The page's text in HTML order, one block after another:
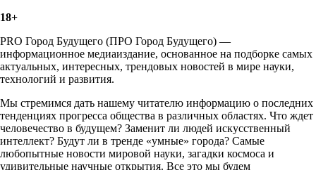
18+
PRO Город Будущего (ПРО Город Будущего) —
информационное медиаиздание, основанное на подборке самых
актуальных, интересных, трендовых новостей в мире науки,
технологий и развития.
Мы стремимся дать нашему читателю информацию о последних
тенденциях прогресса общества в различных областях. Что ждет
человечество в будущем? Заменит ли людей искусственный
интеллект? Будут ли в тренде «умные» города? Самые
любопытные новости мировой науки, загадки космоса и
удивительные научные открытия. Все это мы будем